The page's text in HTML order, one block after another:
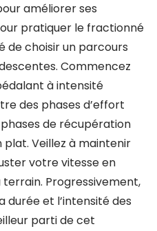
améliorer ses
pratiquer le fractionné
de choisir un parcours
Commencez
à intensité
des phases d’effort
de récupération
Veillez à maintenir
votre vitesse en
terrain. Progressivement,
durée et l’intensité des
parti de cet